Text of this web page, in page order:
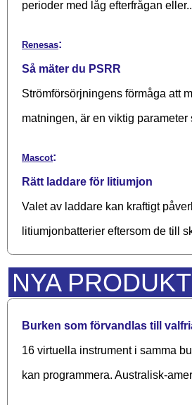
perioder med låg efterfrågan
Renesas:
Så mäter du PSRR
Strömförsörjningens förmåga att
matningen, är en viktig parameter
Mascot:
Rätt laddare för litiumjon
Valet av laddare kan kraftigt
litiumjonbatterier eftersom de till
NYA
Burken som förvandlas till
16 virtuella instrument i samma
kan programmera. Australisk-